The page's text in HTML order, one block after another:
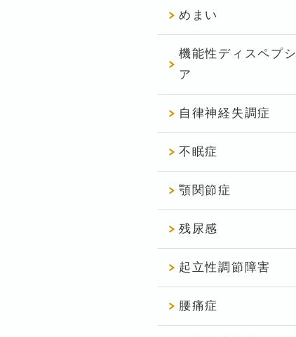
めまい
機能性ディスペプシ
ア
自律神経失調症
不眠症
顎関節症
残尿感
起立性調節障害
腰痛症